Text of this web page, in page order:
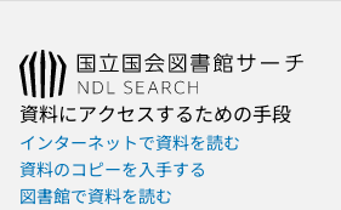
資料にアクセスするための手段
インターネットで資料を読む
資料のコピーを入手する
図書館で資料を読む